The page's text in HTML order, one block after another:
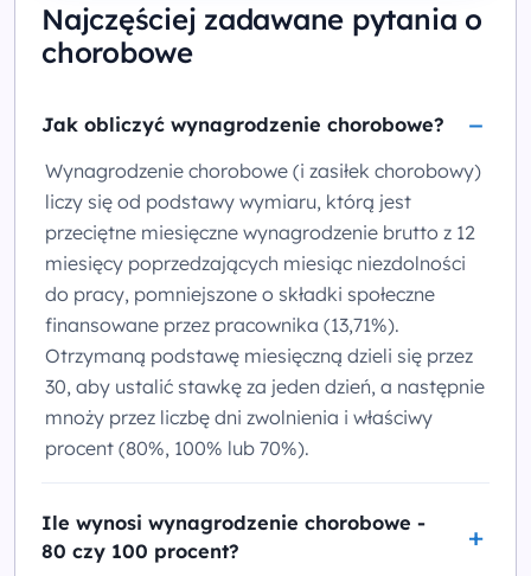
Najczęściej zadawane pytania o
chorobowe
Jak obliczyć wynagrodzenie chorobowe?
Wynagrodzenie chorobowe (i zasiłek chorobowy)
liczy się od podstawy wymiaru, którą jest
przeciętne miesięczne wynagrodzenie brutto z 12
miesięcy poprzedzających miesiąc niezdolności
do pracy, pomniejszone o składki społeczne
finansowane przez pracownika (13,71%).
Otrzymaną podstawę miesięczną dzieli się przez
30, aby ustalić stawkę za jeden dzień, a następnie
mnoży przez liczbę dni zwolnienia i właściwy
procent (80%, 100% lub 70%).
Ile wynosi wynagrodzenie chorobowe -
80 czy 100 procent?